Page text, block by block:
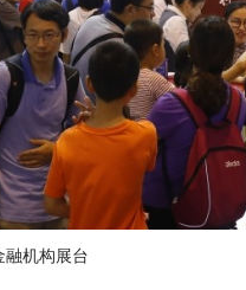
机构展台